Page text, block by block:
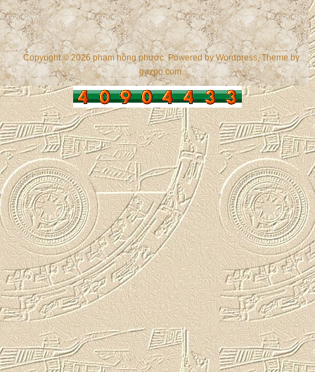
Copyright © 2026 phạm hồng phước. Powered byWordpress, Theme by
gazpo.com.